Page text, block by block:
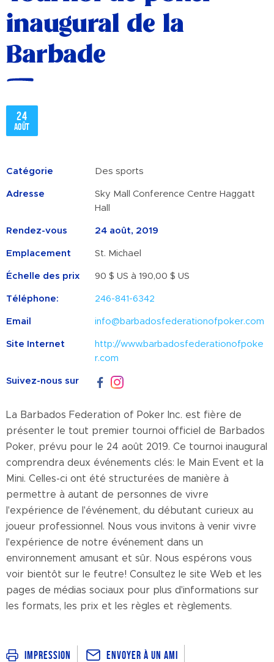
inaugural de la
Barbade
24
août
Catégorie Des sports
Adresse
Sky Mall Conference Centre Haggatt
Hall
Rendez-vous 24 août, 2019
Emplacement St. Michael
Échelle des prix 90 $ US à 190,00 $ US
Téléphone: 246-841-6342
Email info@barbadosfederationofpoker.com
Site Internet
http://www.barbadosfederationofpoke
r.com
Suivez-nous sur
La Barbados Federation of Poker Inc. est fière de
présenter le tout premier tournoi officiel de Barbados
Poker, prévu pour le 24 août 2019. Ce tournoi inaugural
comprendra deux événements clés: le Main Event et la
Mini. Celles-ci ont été structurées de manière à
permettre à autant de personnes de vivre
l'expérience de l'événement, du débutant curieux au
joueur professionnel. Nous vous invitons à venir vivre
l'expérience de notre événement dans un
environnement amusant et sûr. Nous espérons vous
voir bientôt sur le feutre! Consultez le site Web et les
pages de médias sociaux pour plus d'informations sur
les formats, les prix et les règles et règlements.
Impression Envoyer à un ami